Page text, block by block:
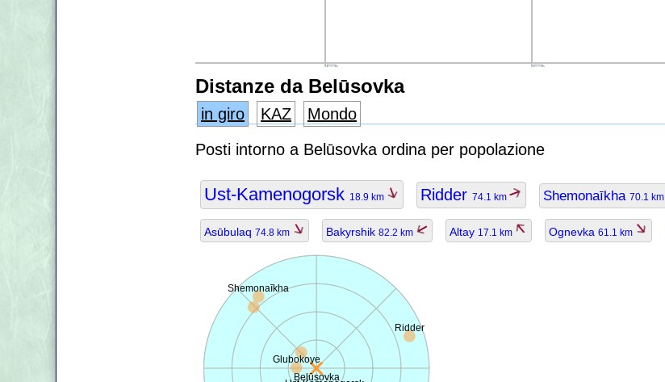
Distanze da Belūsovka
in giro KAZ
Mondo
Posti intorno a Belūsovka ordina per popolazione
Ust-Kamenogorsk 18.9 km Ridder 74.1 km Shemonaīkha 70.1 km
Asūbulaq 74.8 km Bakyrshik 82.2 km Altay 17.1 km Ognevka 61.1 km
Belūsovka
Ridder
Shemonaīkha
Glubokoye